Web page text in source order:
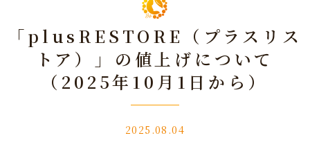
「plusRESTORE（プラスリス
トア）」の値上げについて
（2025年10月1日から）
2025.08.04